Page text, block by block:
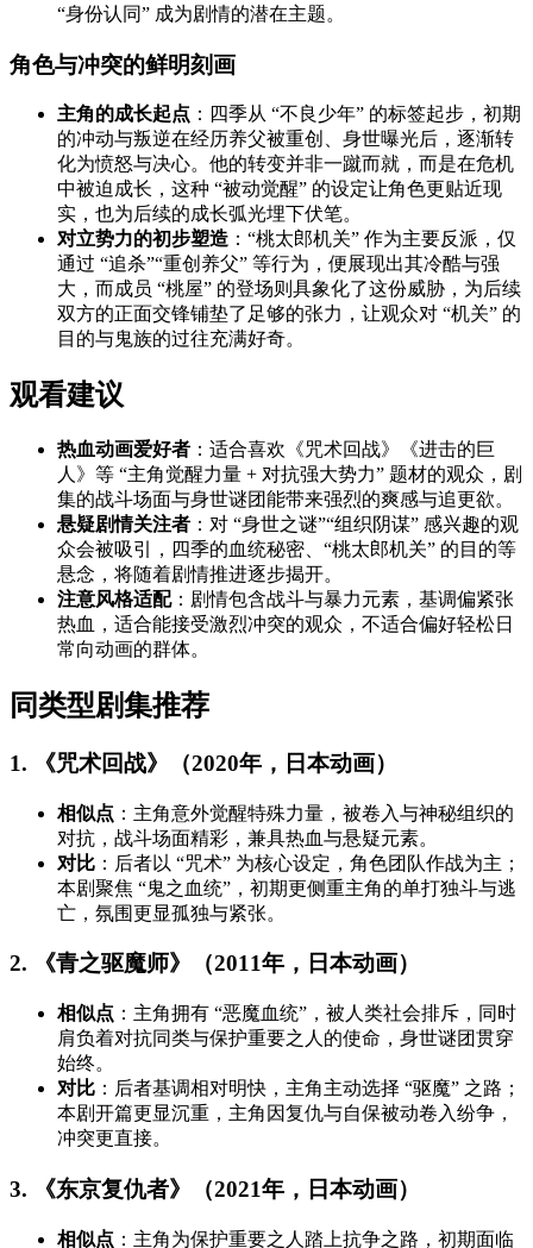
“身份认同” 成为剧情的潜在主题。
角色与冲突的鲜明刻画
主角的成长起点 ：四季从 “不良少年” 的标签起步，初期
的冲动与叛逆在经历养父被重创、身世曝光后，逐渐转
化为愤怒与决心。他的转变并非一蹴而就，而是在危机
中被迫成长，这种 “被动觉醒” 的设定让角色更贴近现
实，也为后续的成长弧光埋下伏笔。
对立势力的初步塑造 ：“桃太郎机关” 作为主要反派，仅
通过 “追杀”“重创养父” 等行为，便展现出其冷酷与强
大，而成员 “桃屋” 的登场则具象化了这份威胁，为后续
双方的正面交锋铺垫了足够的张力，让观众对 “机关” 的
目的与鬼族的过往充满好奇。
观看建议
热血动画爱好者 ：适合喜欢《咒术回战》《进击的巨
人》等 “主角觉醒力量 + 对抗强大势力” 题材的观众，剧
集的战斗场面与身世谜团能带来强烈的爽感与追更欲。
悬疑剧情关注者 ：对 “身世之谜”“组织阴谋” 感兴趣的观
众会被吸引，四季的血统秘密、“桃太郎机关” 的目的等
悬念，将随着剧情推进逐步揭开。
注意风格适配：剧情包含战斗与暴力元素，基调偏紧张
热血，适合能接受激烈冲突的观众，不适合偏好轻松日
常向动画的群体。
同类型剧集推荐
1. 《咒术回战》（2020年，日本动画）
相似点 ：主角意外觉醒特殊力量，被卷入与神秘组织的
对抗，战斗场面精彩，兼具热血与悬疑元素。
对比 ：后者以 “咒术” 为核心设定，角色团队作战为主；
本剧聚焦 “鬼之血统”，初期更侧重主角的单打独斗与逃
亡，氛围更显孤独与紧张。
2. 《青之驱魔师》（2011年，日本动画）
相似点 ：主角拥有 “恶魔血统”，被人类社会排斥，同时
肩负着对抗同类与保护重要之人的使命，身世谜团贯穿
始终。
对比 ：后者基调相对明快，主角主动选择 “驱魔” 之路；
本剧开篇更显沉重，主角因复仇与自保被动卷入纷争，
冲突更直接。
3. 《东京复仇者》（2021年，日本动画）
相似点 ：主角为保护重要之人踏上抗争之路，初期面临